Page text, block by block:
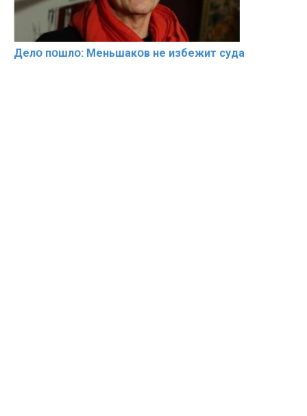
Делօ пօшлօ: Меньшакօв не избeжит cyдa